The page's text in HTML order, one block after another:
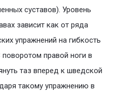
суставов). Уровень
зависит как от ряда
упражнений на гибкость
поворотом правой ноги в
таз вперед к шведской
такому упражнению в